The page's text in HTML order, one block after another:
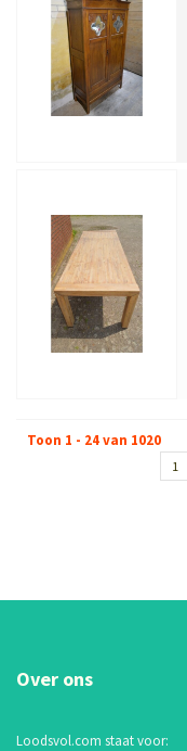
Toon 1 - 24 van 1020
1
Over ons
Loodsvol.com staat voor: